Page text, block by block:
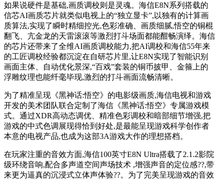
如果说硬件是基础,画质调校则是灵魂。海信E8N系列搭载的
信芯AI画质芯片就类似电视上的“独立显卡”,以独有的计算画
质算法,实现了瞬时精细控光,色彩准确、画质细腻,悟空的铜棍
翻飞、亢金龙的天雷滚滚等激烈打斗场面都能酣畅演绎。海信
的芯片还带来了全维AI画质调校能力,把AI调校和海信55年来
的工匠调校经验都沉淀在自研芯片里,让E8N实现了智能识别
画面主体、自动优化景深,“百戏”套装的铜币披甲、金箍上的
浮雕纹理也能纤毫毕现,激烈的打斗画面流畅清晰。
为了精准呈现《黑神话:悟空》的电影级画质,海信电视和游戏
开发的美术团队联合定制了海信《黑神话:悟空》专属游戏模
式。通过XDR高动态调优、精准色彩调校和暗部细节增强,把
游戏的中式色调展现得恰到好处,是最能呈现游戏科学创作者
本意的电视产品,也成为这部3A游戏大作的理想搭档。
在玩家注重的音效方面,海信100英寸E8N Ultra搭载了2.1.2影院
级环绕音响,配合多声道空间声场技术 ,增强声音的定位感??,带
来更为逼真的沉浸式立体声体验??。为了完美呈现游戏的音效